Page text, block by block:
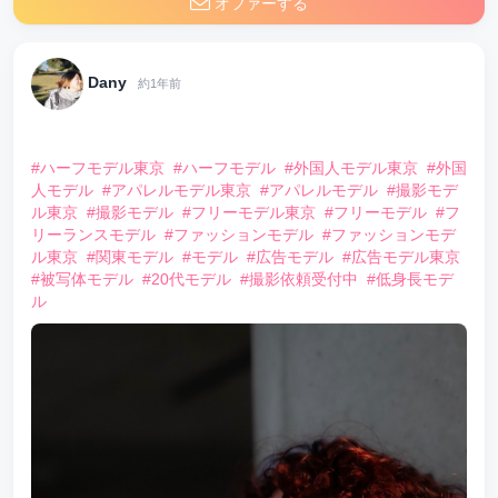
Dany 約1年前
#ハーフモデル東京 #ハーフモデル #外国人モデル東京 #外国
人モデル #アパレルモデル東京 #アパレルモデル #撮影モデ
ル東京 #撮影モデル #フリーモデル東京 #フリーモデル #フ
リーランスモデル #ファッションモデル #ファッションモデ
ル東京 #関東モデル #モデル #広告モデル #広告モデル東京
#被写体モデル #20代モデル #撮影依頼受付中
#低身長モデ
ル